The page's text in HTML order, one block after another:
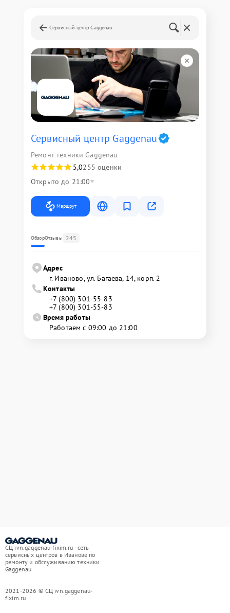
Сервисный центр Gaggenau
Сервисный центр Gaggenau
Ремонт техники Gaggenau
5,0255 оценки
Открыто до 21:00
Маршрут
ОбзорОтзывы 245
Адрес
г. Иваново, ул. Багаева, 14, корп. 2
Контакты
+7 (800) 301-55-83
+7 (800) 301-55-83
Время работы
Работаем с 09:00 до 21:00
СЦ ivn.gaggenau-fixim.ru - сеть
сервисных центров в Иванове по
ремонту и обслуживанию техники
Gaggenau
2021-2026 © СЦ ivn.gaggenau-
fixim.ru